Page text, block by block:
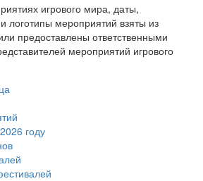
игрового мира, даты,
логотипы мероприятий взяты из
предоставлены ответственными
мероприятий игрового
году